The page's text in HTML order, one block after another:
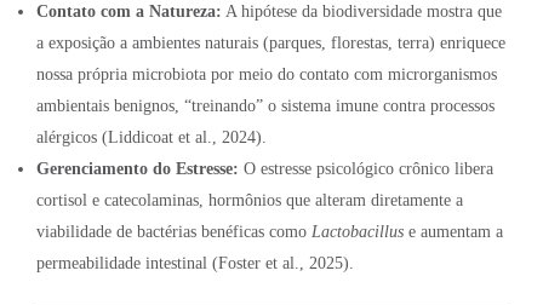
Contato com a Natureza: A hipótese da biodiversidade mostra que
a exposição a ambientes naturais (parques, florestas, terra) enriquece
nossa própria microbiota por meio do contato com microrganismos
ambientais benignos, “treinando” o sistema imune contra processos
alérgicos (Liddicoat et al., 2024).
Gerenciamento do Estresse: O estresse psicológico crônico libera
cortisol e catecolaminas, hormônios que alteram diretamente a
viabilidade de bactérias benéficas como Lactobacillus e aumentam a
permeabilidade intestinal (Foster et al., 2025).